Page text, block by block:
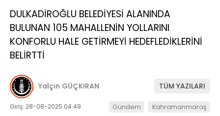
DULKADİROĞLU BELEDİYESİ ALANINDA
BULUNAN 105 MAHALLENİN YOLLARINI
KONFORLU HALE GETİRMEYİ HEDEFLEDİKLERİNİ
BELİRTTİ
Yalçın GÜÇKIRAN TÜM YAZILARI
Giriş: 28-08-2025 04:49 Gündem Kahramanmaraş